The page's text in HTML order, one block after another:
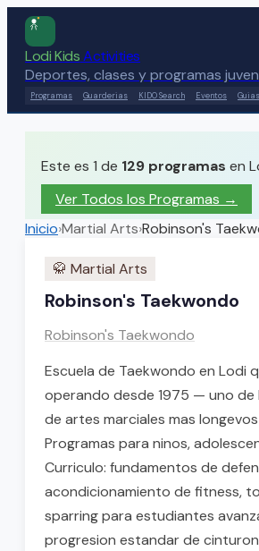
Lodi KidsActivities
Deportes, clases y programas
Programas Guarderias KIDO Search Eventos Guias
Este es 1 de 129 programas en
Ver Todos los Programas →
Inicio›Martial Arts›Robinson's
🥋 Martial Arts
Robinson's Taekwondo
Robinson's Taekwondo
Escuela de Taekwondo en Lodi
operando desde 1975 — uno de
de artes marciales mas
Programas para ninos,
Curriculo: fundamentos de
acondicionamiento de fitness,
sparring para estudiantes
progresion estandar de